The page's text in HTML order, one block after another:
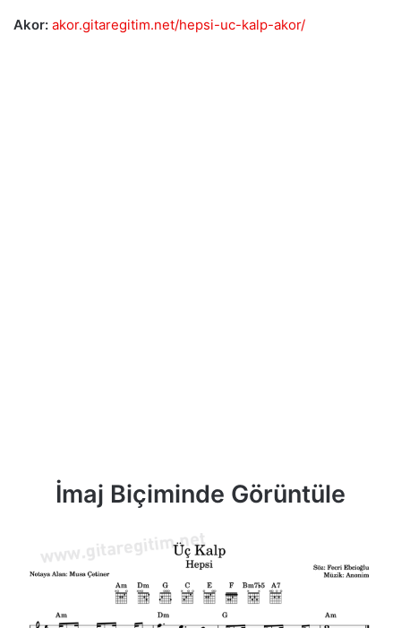
Akor: akor.gitaregitim.net/hepsi-uc-kalp-akor/
İmaj Biçiminde Görüntüle